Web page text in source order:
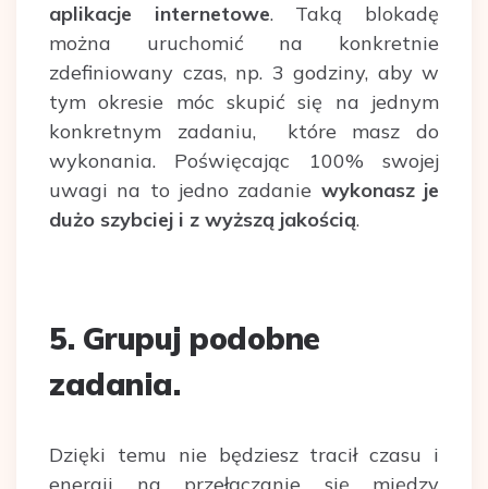
aplikacje internetowe. Taką blokadę
można uruchomić na konkretnie
zdefiniowany czas, np. 3 godziny, aby w
tym okresie móc skupić się na jednym
konkretnym zadaniu, które masz do
wykonania. Poświęcając 100% swojej
uwagi na to jedno zadanie wykonasz je
dużo szybciej i z wyższą jakością.
5. Grupuj podobne
zadania.
Dzięki temu nie będziesz tracił czasu i